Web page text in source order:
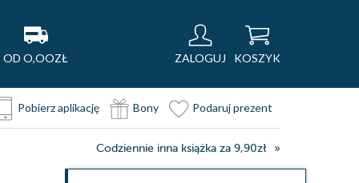
OD O,OOZŁ ZALOGUJ KOSZYK
Pobierz aplikację Bony Podaruj prezent
Codziennie inna książka za 9,90zł